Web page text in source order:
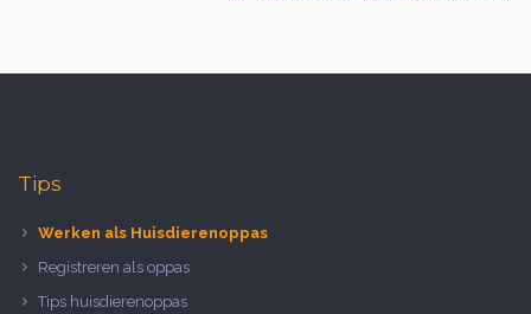
Tips
Werken als Huisdierenoppas
Registreren als oppas
Tips huisdierenoppas